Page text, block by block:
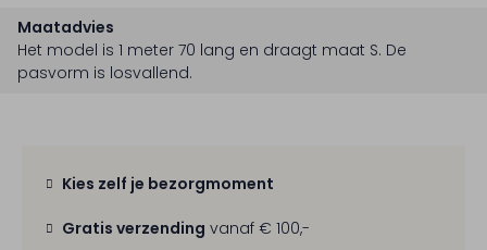
Maatadvies
Het model is 1 meter 70 lang en draagt maat S. De
pasvorm is losvallend.
Kies zelf je bezorgmoment
Gratis verzending vanaf € 100,-